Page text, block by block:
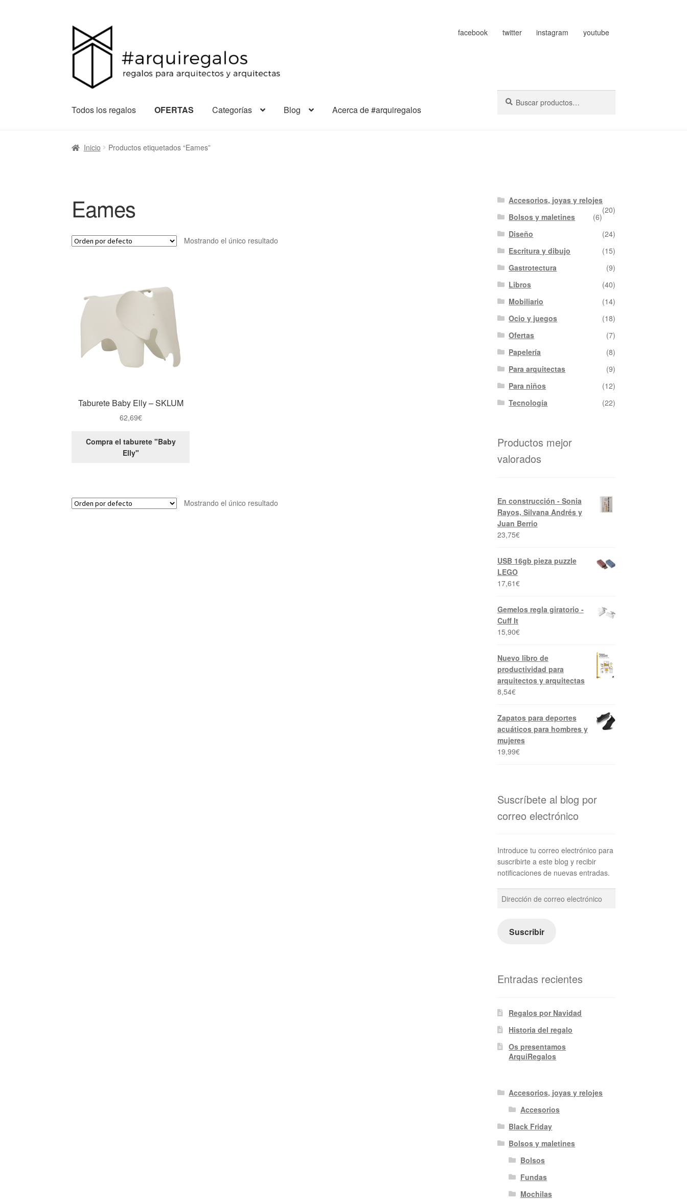
facebook twitter instagram youtube
Todos los regalos OFERTAS Categorías Blog Acerca de #arquiregalos
por:
Inicio Productos etiquetados “Eames”
Eames
Mostrando el único resultado
Taburete Baby Elly – SKLUM
62,69€
Compra el taburete "Baby
Elly"
Mostrando el único resultado
Accesorios, joyas y relojes
(20)
Bolsos y maletines
(6)
Diseño
(24)
Escritura y dibujo
(15)
Gastrotectura
(9)
Libros
(40)
Mobiliario
(14)
Ocio y juegos
(18)
Ofertas
(7)
Papelería
(8)
Para arquitectas
(9)
Para niños
(12)
Tecnología
(22)
Productos mejor
valorados
En construcción - Sonia
Rayos, Silvana Andrés y
Juan Berrio
23,75€
USB 16gb pieza puzzle
LEGO
17,61€
Gemelos regla giratorio -
Cuff It
15,90€
Nuevo libro de
productividad para
arquitectos y arquitectas
8,54€
Zapatos para deportes
acuáticos para hombres y
mujeres
19,99€
Suscríbete al blog por
correo electrónico
Introduce tu correo electrónico para
suscribirte a este blog y recibir
notificaciones de nuevas entradas.
Dirección
de
electrónico
Suscribir
Entradas recientes
Regalos por Navidad
Historia del regalo
Os presentamos
ArquiRegalos
Accesorios, joyas y relojes
Accesorios
Black Friday
Bolsos y maletines
Bolsos
Fundas
Mochilas